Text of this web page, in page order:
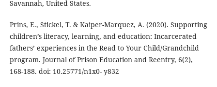
Savannah, United States.
Prins, E., Stickel, T. & Kaiper-Marquez, A. (2020). Supporting
children’s literacy, learning, and education: Incarcerated
fathers’ experiences in the Read to Your Child/Grandchild
program. Journal of Prison Education and Reentry, 6(2),
168-188. doi: 10.25771/n1x0- y832